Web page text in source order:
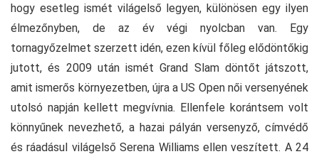
hogy esetleg ismét világelső legyen, különösen egy ilyen
élmezőnyben, de az év végi nyolcban van. Egy
tornagyőzelmet szerzett idén, ezen kívül főleg elődöntőkig
jutott, és 2009 után ismét Grand Slam döntőt játszott,
amit ismerős környezetben, újra a US Open női versenyének
utolsó napján kellett megvívnia. Ellenfele korántsem volt
könnyűnek nevezhető, a hazai pályán versenyző, címvédő
és ráadásul világelső Serena Williams ellen veszített. A 24